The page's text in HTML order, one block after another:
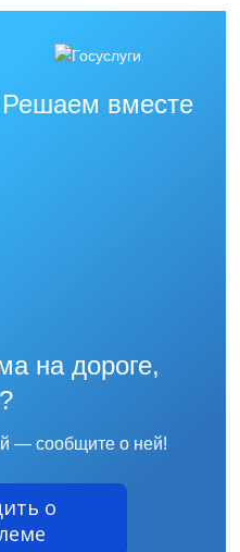
Решаем вместе
на дороге,
— сообщите о ней!
о